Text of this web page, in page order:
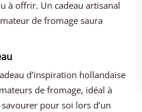
à offrir. Un cadeau artisanal
de fromage saura
d’inspiration hollandaise
de fromage, idéal à
pour soi lors d’un